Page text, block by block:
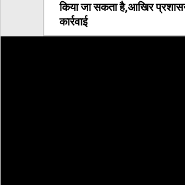
किया जा सकता है,आखिर
कार्रवाई